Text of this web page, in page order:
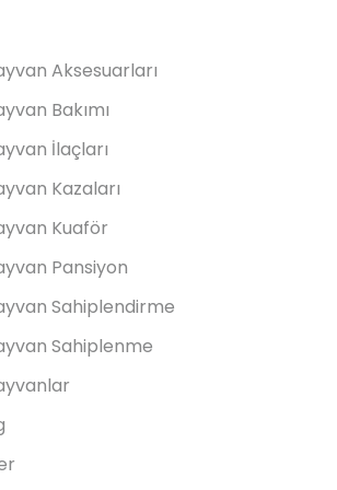
Aksesuarları
Bakımı
İlaçları
Kazaları
Kuaför
Pansiyon
Sahiplendirme
Sahiplenme